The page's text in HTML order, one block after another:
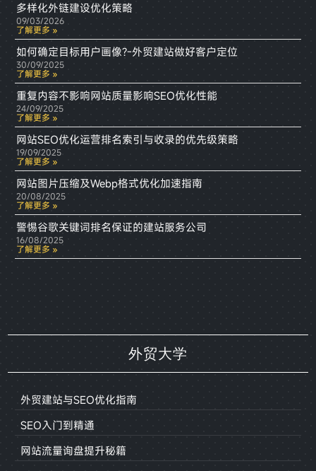
多样化外链建设优化策略
09/03/2026
了解更多 »
如何确定目标用户画像?-外贸建站做好客户定位
30/09/2025
了解更多 »
重复内容不影响网站质量影响SEO优化性能
24/09/2025
了解更多 »
网站SEO优化运营排名索引与收录的优先级策略
19/09/2025
了解更多 »
网站图片压缩及Webp格式优化加速指南
20/08/2025
了解更多 »
警惕谷歌关键词排名保证的建站服务公司
16/08/2025
了解更多 »
外贸大学
外贸建站与SEO优化指南
SEO入门到精通
网站流量询盘提升秘籍